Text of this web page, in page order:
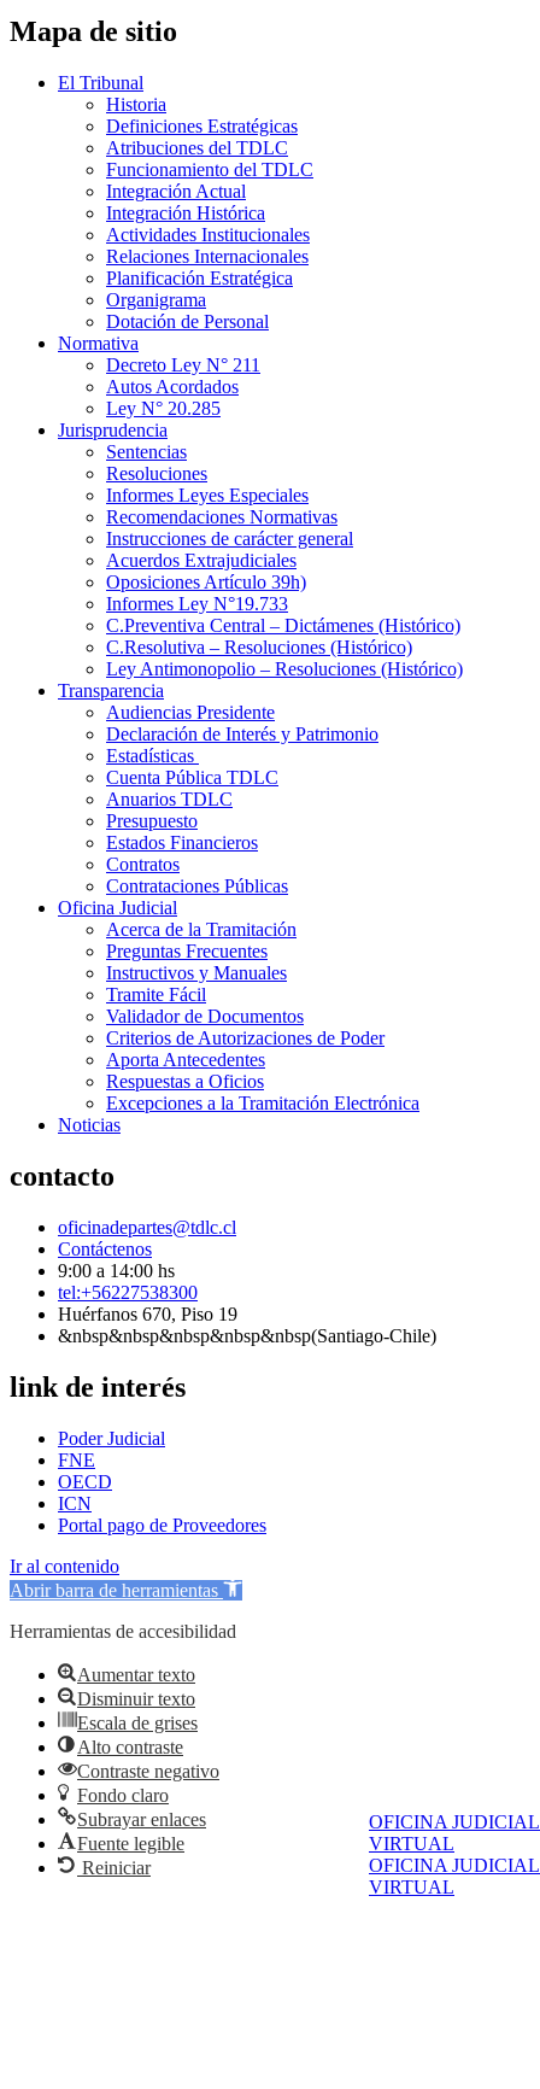
OFICINA JUDICIAL
VIRTUAL
OFICINA JUDICIAL
VIRTUAL
Mapa de sitio
El Tribunal
Historia
Definiciones Estratégicas
Atribuciones del TDLC
Funcionamiento del TDLC
Integración Actual
Integración Histórica
Actividades Institucionales
Relaciones Internacionales
Planificación Estratégica
Organigrama
Dotación de Personal
Normativa
Decreto Ley N° 211
Autos Acordados
Ley N° 20.285
Jurisprudencia
Sentencias
Resoluciones
Informes Leyes Especiales
Recomendaciones Normativas
Instrucciones de carácter general
Acuerdos Extrajudiciales
Oposiciones Artículo 39h)
Informes Ley N°19.733
C.Preventiva Central – Dictámenes (Histórico)
C.Resolutiva – Resoluciones (Histórico)
Ley Antimonopolio – Resoluciones (Histórico)
Transparencia
Audiencias Presidente
Declaración de Interés y Patrimonio
Estadísticas
Cuenta Pública TDLC
Anuarios TDLC
Presupuesto
Estados Financieros
Contratos
Contrataciones Públicas
Oficina Judicial
Acerca de la Tramitación
Preguntas Frecuentes
Instructivos y Manuales
Tramite Fácil
Validador de Documentos
Criterios de Autorizaciones de Poder
Aporta Antecedentes
Respuestas a Oficios
Excepciones a la Tramitación Electrónica
Noticias
contacto
oficinadepartes@tdlc.cl
Contáctenos
9:00 a 14:00 hs
tel:+56227538300
Huérfanos 670, Piso 19
&nbsp&nbsp&nbsp&nbsp&nbsp(Santiago-Chile)
link de interés
Poder Judicial
FNE
OECD
ICN
Portal pago de Proveedores
Ir al contenido
Abrir barra de herramientas
Herramientas de accesibilidad
Aumentar texto
Disminuir texto
Escala de grises
Alto contraste
Contraste negativo
Fondo claro
Subrayar enlaces
Fuente legible
Reiniciar